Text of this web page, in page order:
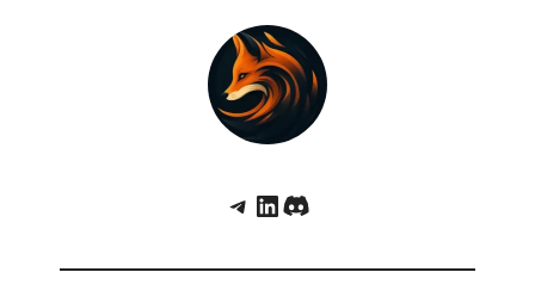
Telegram
LinkedIn
Discord